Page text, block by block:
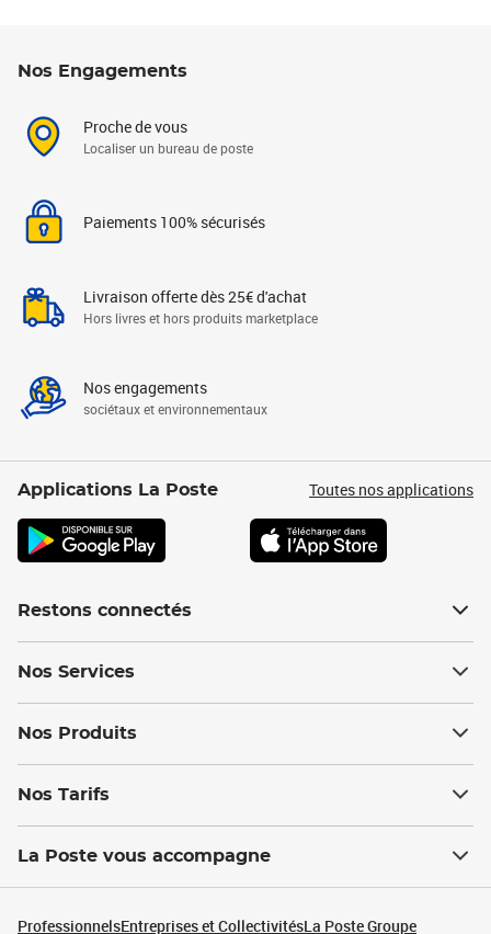
Nos Engagements
Proche de vous
Localiser un bureau de poste
Paiements 100% sécurisés
Livraison offerte dès 25€ d'achat
Hors livres et hors produits marketplace
Nos engagements
sociétaux et environnementaux
Applications La Poste Toutes nos applications
Restons connectés
Nos Services
Nos Produits
Nos Tarifs
La Poste vous accompagne
ProfessionnelsEntreprises et CollectivitésLa Poste Groupe